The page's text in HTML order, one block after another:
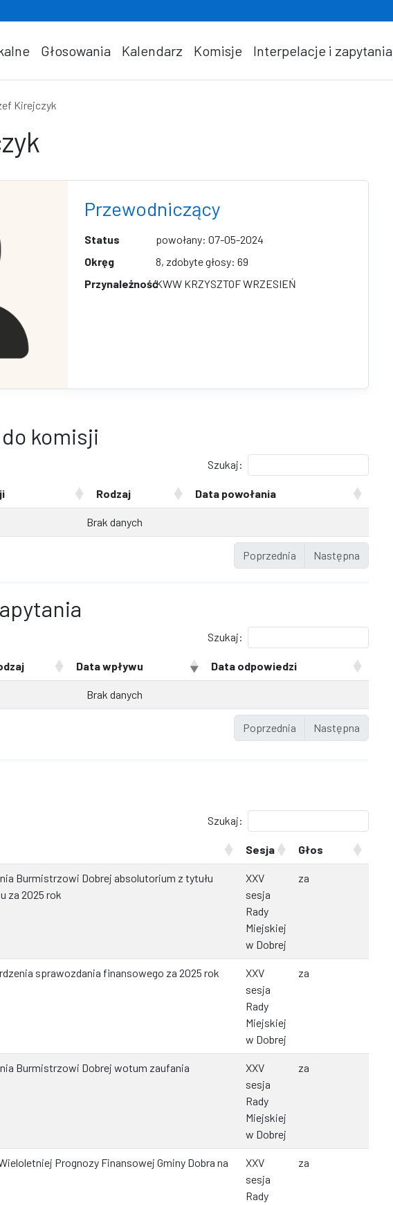
Głosowania Kalendarz Komisje Interpelacje i zapytania
Kirejczyk
Przewodniczący
Status
powołany: 07-05-2024
Okręg
8, zdobyte głosy: 69
PrzynależnośćKWW KRZYSZTOF WRZESIEŃ
komisji
Szukaj:
Rodzaj Data powołania
Brak danych
Poprzednia Następna
Szukaj:
Data wpływu Data odpowiedzi
Brak danych
Poprzednia Następna
Szukaj:
Sesja Głos
Burmistrzowi Dobrej absolutorium z tytułu
za 2025 rok
XXV
sesja
Rady
Miejskiej
w Dobrej
za
sprawozdania finansowego za 2025 rok
XXV
sesja
Rady
Miejskiej
w Dobrej
za
Burmistrzowi Dobrej wotum zaufania
XXV
sesja
Rady
Miejskiej
w Dobrej
za
Prognozy Finansowej Gminy Dobra na
XXV
sesja
Rady
za